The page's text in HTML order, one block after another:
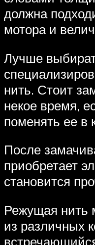
должна
мотора и
Лучше
нить. Стоит
некое время,
поменять ее в
После
приобретает
становится
Режущая нить
из различных